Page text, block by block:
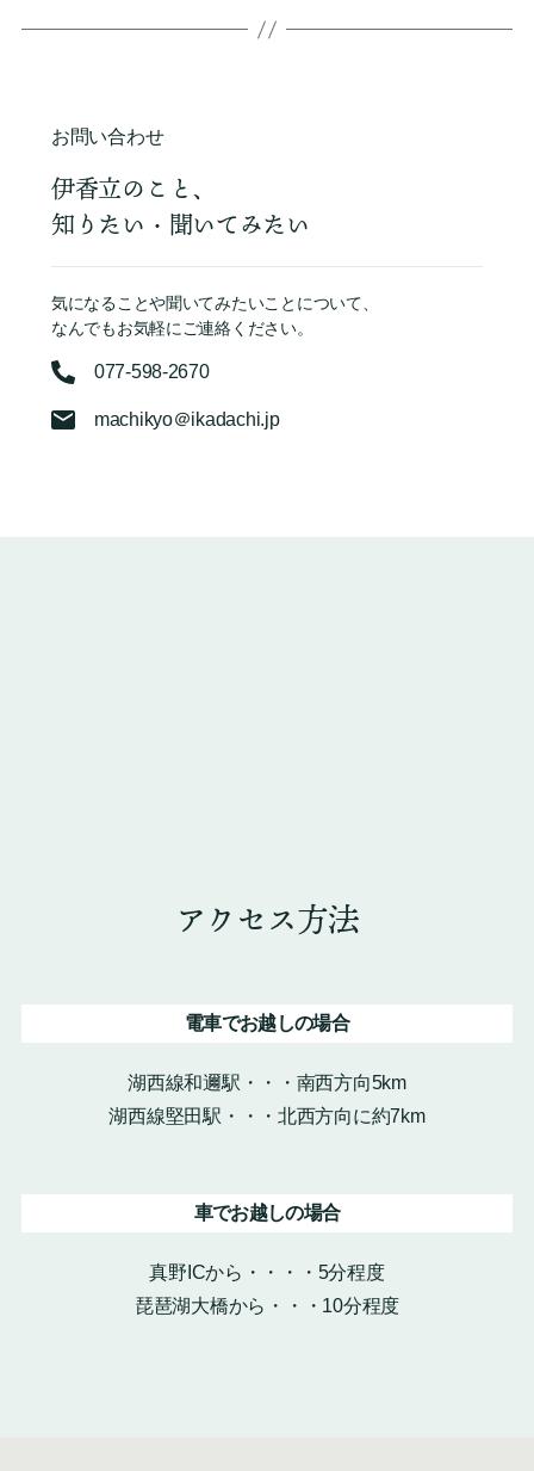
お問い合わせ
伊香立のこと、
知りたい・聞いてみたい
気になることや聞いてみたいことについて、
なんでもお気軽にご連絡ください。
077-598-2670
machikyo＠ikadachi.jp
アクセス方法
電車でお越しの場合
湖西線和邇駅・・・南西方向5km
湖西線堅田駅・・・北西方向に約7km
車でお越しの場合
真野ICから・・・・5分程度
琵琶湖大橋から・・・10分程度